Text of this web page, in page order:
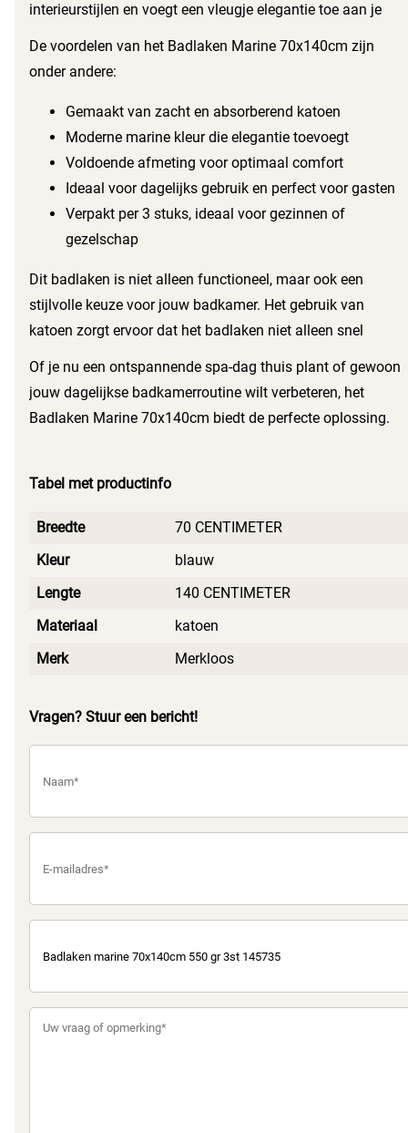
interieurstijlen en voegt een vleugje elegantie toe aan je
De voordelen van het Badlaken Marine 70x140cm zijn
onder andere:
Gemaakt van zacht en absorberend katoen
Moderne marine kleur die elegantie toevoegt
Voldoende afmeting voor optimaal comfort
Ideaal voor dagelijks gebruik en perfect voor gasten
Verpakt per 3 stuks, ideaal voor gezinnen of
gezelschap
Dit badlaken is niet alleen functioneel, maar ook een
stijlvolle keuze voor jouw badkamer. Het gebruik van
katoen zorgt ervoor dat het badlaken niet alleen snel
Of je nu een ontspannende spa-dag thuis plant of gewoon
jouw dagelijkse badkamerroutine wilt verbeteren, het
Badlaken Marine 70x140cm biedt de perfecte oplossing.
Tabel met productinfo
Breedte
70 CENTIMETER
Kleur
blauw
Lengte
140 CENTIMETER
Materiaal
katoen
Merk
Merkloos
Vragen? Stuur een bericht!